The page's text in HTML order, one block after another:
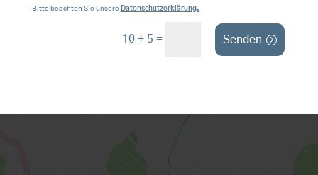
Bitte beachten Sie unsere Datenschutzerklärung.
10 + 5 = Senden